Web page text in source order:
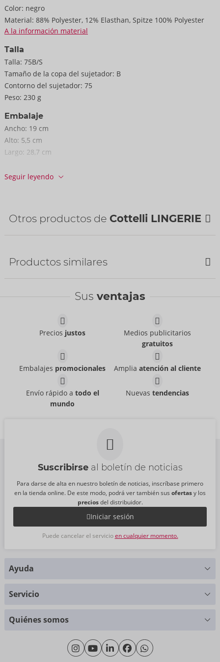
Se entrega sin medias.
Color: negro
Material: 88% Polyester, 12% Elasthan, Spitze 100% Polyester
A la información material
Talla
Talla: 75B/S
Tamaño de la copa del sujetador: B
Contorno del sujetador: 75
Peso: 230 g
Embalaje
Ancho: 19 cm
Alto: 5,5 cm
Largo: 28,7 cm
EE / caja de cartón:
Arancel aduanero: 61143000
Seguir leyendo
Otros productos de Cottelli LINGERIE
- ORION Brand
22157723021
Cottelli LINGERIE
22157561021
49,95 €
Productos similares
Cottelli LINGERIE- ORION Brand
Set
Sus ventajas
Precios justos
Medios publicitarios
gratuitos
Embalajes promocionales Ampliaatención al cliente
Envío rápido a todo el
mundo
Nuevastendencias
Suscribirseal boletín de noticias
Para darse de alta en nuestro boletín de noticias, inscríbase primero
en la tienda online. De este modo, podrá ver también sus ofertasy los
preciosdel distribuidor.
Iniciar sesión
Puede cancelar el servicioen cualquier momento.
Ayuda
+49 (0)461 50 40 308
Lunes - Jueves: 09:00 - 16:00
Viernes: 09:00 - 15:00
Servicio
Quiénes somos
Sobre nosotros
Sostenibilidad